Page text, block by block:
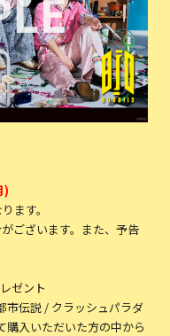
)
ます。
ございます。また、予告
ゼント
市伝説 / クラッシュパラダ
購入いただいた方の中から